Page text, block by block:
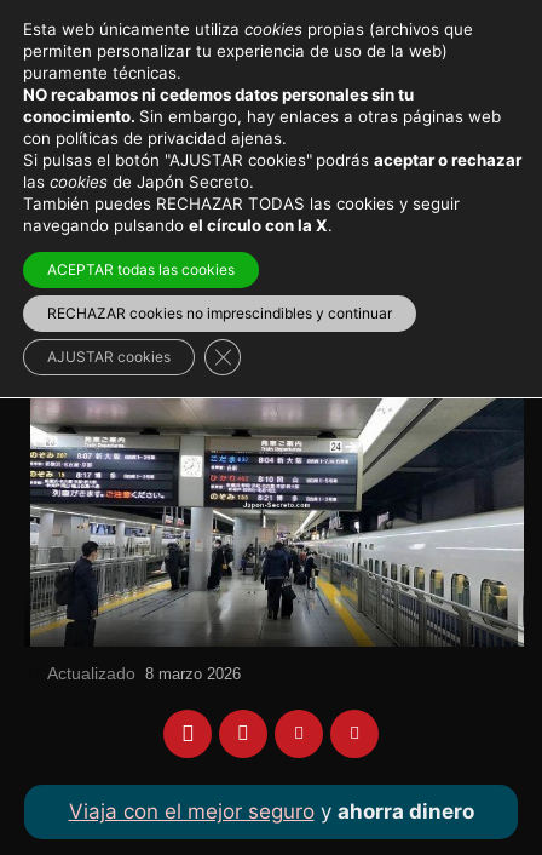
Viajar a Japón Consejos de viaje
Cómo usar Hyperdia para
planificar los trayectos en
tren y metro por Japón
Aprende a usar Hyperdia para planificar tu viaje de
una manera exacta y fiable
Transporte en Japón cómo planificar trenes en Japón
Actualizado 8 marzo 2026
Viaja con el mejor seguroy ahorra dinero
Esta web únicamente utiliza cookies propias (archivos que
permiten personalizar tu experiencia de uso de la web)
puramente técnicas.
NO recabamos ni cedemos datos personales sin tu
conocimiento. Sin embargo, hay enlaces a otras páginas web
con políticas de privacidad ajenas.
Si pulsas el botón "AJUSTAR cookies" podrás aceptar o rechazar
las cookies de Japón Secreto.
También puedes RECHAZAR TODAS las cookies y seguir
navegando pulsando el círculo con la X.
ACEPTAR todas las cookies
RECHAZAR cookies no imprescindibles y continuar
AJUSTAR cookies Cerrar el banner de cookies RGPD